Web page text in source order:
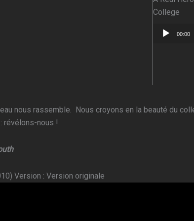
College
Lecteur 00:00
nous rassemble. ⁣ Nous croyons en la beauté du
révélons-nous !
Version : Version originale